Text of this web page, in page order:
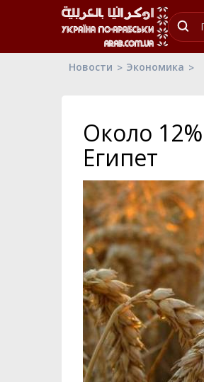
Новости Экономика
Около
Египет